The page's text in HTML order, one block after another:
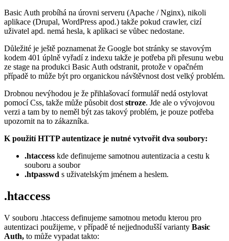
Basic Auth probíhá na úrovni serveru (Apache / Nginx), nikoli
aplikace (Drupal, WordPress apod.) takže pokud crawler, cizí
uživatel apd. nemá hesla, k aplikaci se vůbec nedostane.
Důležité je ještě poznamenat že Google bot stránky se stavovým
kodem 401 úplně vyřadí z indexu takže je potřeba při přesunu webu
ze stage na produkci Basic Auth odstranit, protože v opačném
případě to může být pro organickou návštěvnost dost velký problém.
Drobnou nevýhodou je že přihlašovací formulář nedá ostylovat
pomocí Css, takže může působit dost stroze. Jde ale o vývojovou
verzi a tam by to neměl být zas takový problém, je pouze potřeba
upozornit na to zákazníka.
K použití HTTP autentizace je nutné vytvořit dva soubory:
.htaccess kde definujeme samotnou autentizacia a cestu k
souboru a soubor
.htpasswd s uživatelským jménem a heslem.
.htaccess
V souboru .htaccess definujeme samotnou metodu kterou pro
autentizaci použijeme, v případě té nejjednodušší varianty Basic
Auth, to může vypadat takto: